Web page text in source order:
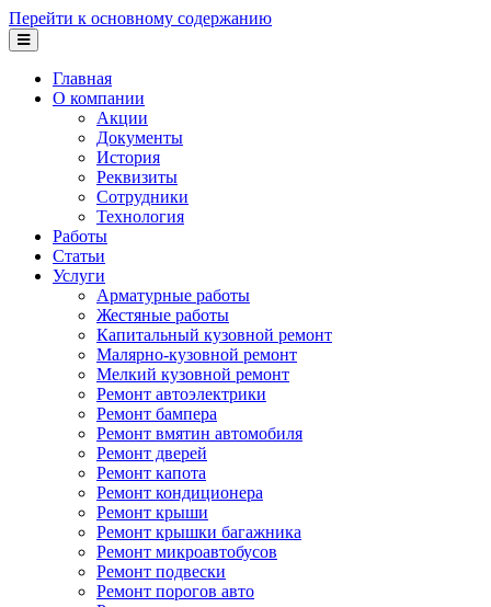
Перейти к основному содержанию
Главная
О компании
Акции
Документы
История
Реквизиты
Сотрудники
Технология
Работы
Статьи
Услуги
Арматурные работы
Жестяные работы
Капитальный кузовной ремонт
Малярно-кузовной ремонт
Мелкий кузовной ремонт
Ремонт автоэлектрики
Ремонт бампера
Ремонт вмятин автомобиля
Ремонт дверей
Ремонт капота
Ремонт кондиционера
Ремонт крыши
Ремонт крышки багажника
Ремонт микроавтобусов
Ремонт подвески
Ремонт порогов авто